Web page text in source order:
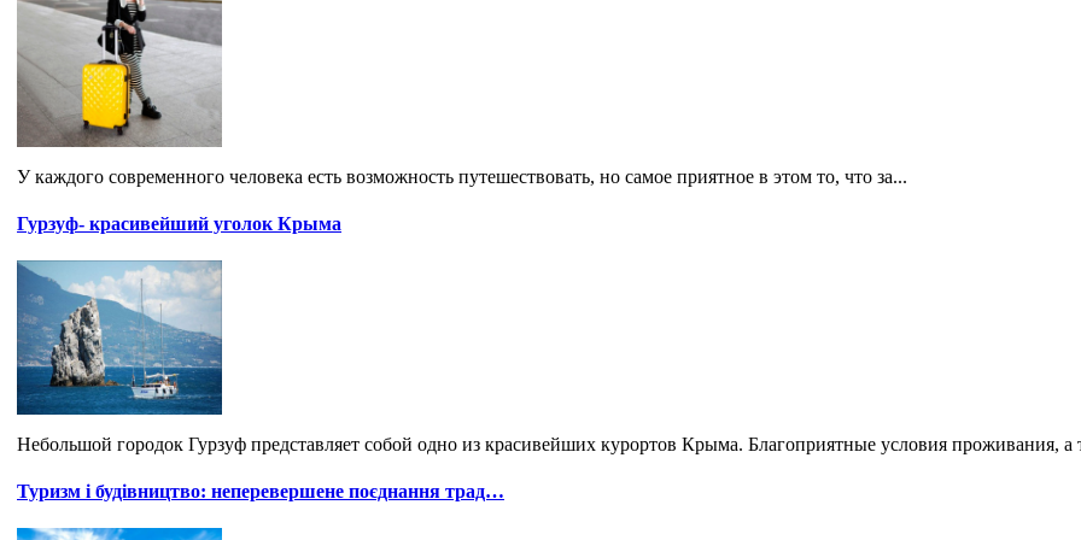
У каждого современного человека есть возможность путешествовать, но самое приятное в этом то, что за...
Гурзуф- красивейший уголок Крыма
Небольшой городок Гурзуф представляет собой одно из красивейших курортов Крыма. Благоприятные условия проживания, а
Туризм і будівництво: неперевершене поєднання трад…